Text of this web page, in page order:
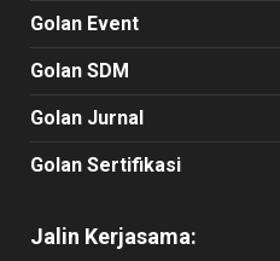
Golan Event
Golan SDM
Golan Jurnal
Golan Sertifikasi
Jalin Kerjasama: